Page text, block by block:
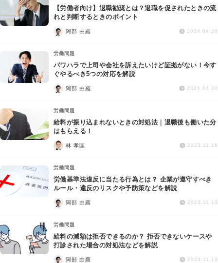
債務整理
交通事故
労働問題
債権回収
IT・ネット
資金調達
企業法務
AI Search Premium
掲載をご検討の弁護士の方へ
【労働者向け】退職勧奨とは？退職を促されたときの流
れと判断するときのポイント
阿部 由羅 2024.04.30
労働問題
パワハラで上司や会社を訴えたいけど証拠がない！今す
ぐやるべき5つの対応を解説
阿部 由羅 2024.04.30
労働問題
給料が振り込まれないときの対処法｜退職後も働いた分
はもらえる！
林 孝匡 2023.11.16
労働問題
労働基準法違反に当たる行為とは？ 企業が遵守すべき
ルール・違反のリスクや予防策などを解説
阿部 由羅 2023.11.13
労働問題
給料の減額は拒否できるのか？ 拒否できないケースや
打診された場合の対処法などを解説
阿部 由羅 2023.11.13